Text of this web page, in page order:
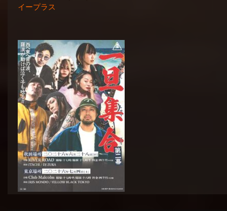
イープラス